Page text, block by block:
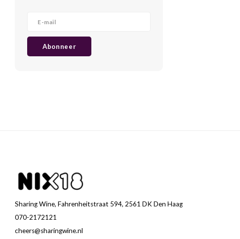
Abonneer
Sharing Wine, Fahrenheitstraat 594, 2561 DK Den Haag
070-2172121
cheers@sharingwine.nl